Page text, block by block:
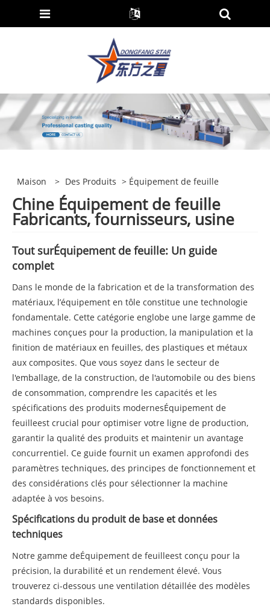
Maison > Des Produits > Équipement de feuille
Chine Équipement de feuille
Fabricants, fournisseurs, usine
Tout surÉquipement de feuille: Un guide
complet
Dans le monde de la fabrication et de la transformation des
matériaux, l’équipement en tôle constitue une technologie
fondamentale. Cette catégorie englobe une large gamme de
machines conçues pour la production, la manipulation et la
finition de matériaux en feuilles, des plastiques et métaux
aux composites. Que vous soyez dans le secteur de
l'emballage, de la construction, de l'automobile ou des biens
de consommation, comprendre les capacités et les
spécifications des produits modernesÉquipement de
feuilleest crucial pour optimiser votre ligne de production,
garantir la qualité des produits et maintenir un avantage
concurrentiel. Ce guide fournit un examen approfondi des
paramètres techniques, des principes de fonctionnement et
des considérations clés pour sélectionner la machine
adaptée à vos besoins.
Spécifications du produit de base et données
techniques
Notre gamme deÉquipement de feuilleest conçu pour la
précision, la durabilité et un rendement élevé. Vous
trouverez ci-dessous une ventilation détaillée des modèles
standards disponibles.